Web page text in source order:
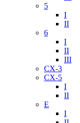
5
I
II
6
I
II
III
CX-3
CX-5
I
II
E
I